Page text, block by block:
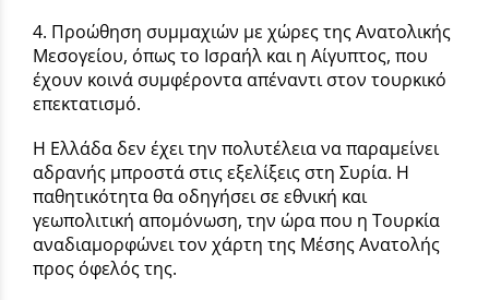
4. Προώθηση συμμαχιών με χώρες της Ανατολικής
Μεσογείου, όπως το Ισραήλ και η Αίγυπτος, που
έχουν κοινά συμφέροντα απέναντι στον τουρκικό
επεκτατισμό.
Η Ελλάδα δεν έχει την πολυτέλεια να παραμείνει
αδρανής μπροστά στις εξελίξεις στη Συρία. Η
παθητικότητα θα οδηγήσει σε εθνική και
γεωπολιτική απομόνωση, την ώρα που η Τουρκία
αναδιαμορφώνει τον χάρτη της Μέσης Ανατολής
προς όφελός της.